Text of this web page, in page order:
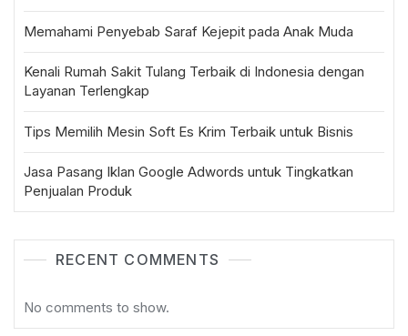
Memahami Penyebab Saraf Kejepit pada Anak Muda
Kenali Rumah Sakit Tulang Terbaik di Indonesia dengan
Layanan Terlengkap
Tips Memilih Mesin Soft Es Krim Terbaik untuk Bisnis
Jasa Pasang Iklan Google Adwords untuk Tingkatkan
Penjualan Produk
RECENT COMMENTS
No comments to show.